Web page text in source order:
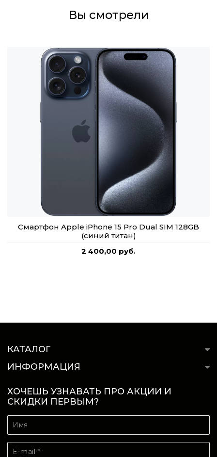
Вы смотрели
Смартфон Apple iPhone 15 Pro Dual SIM 128GB
(синий титан)
2 400,00 руб.
КАТАЛОГ
ИНФОРМАЦИЯ
ХОЧЕШЬ УЗНАВАТЬ ПРО АКЦИИ И
СКИДКИ ПЕРВЫМ?